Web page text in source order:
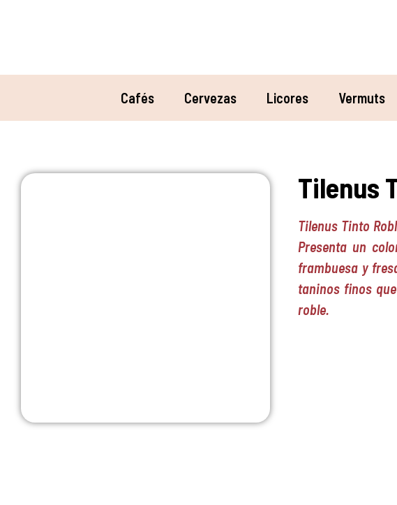
Cafés Cervezas Licores Vermuts
Tilenus
Tilenus Tinto
Presenta un
frambuesa y
taninos finos
roble.